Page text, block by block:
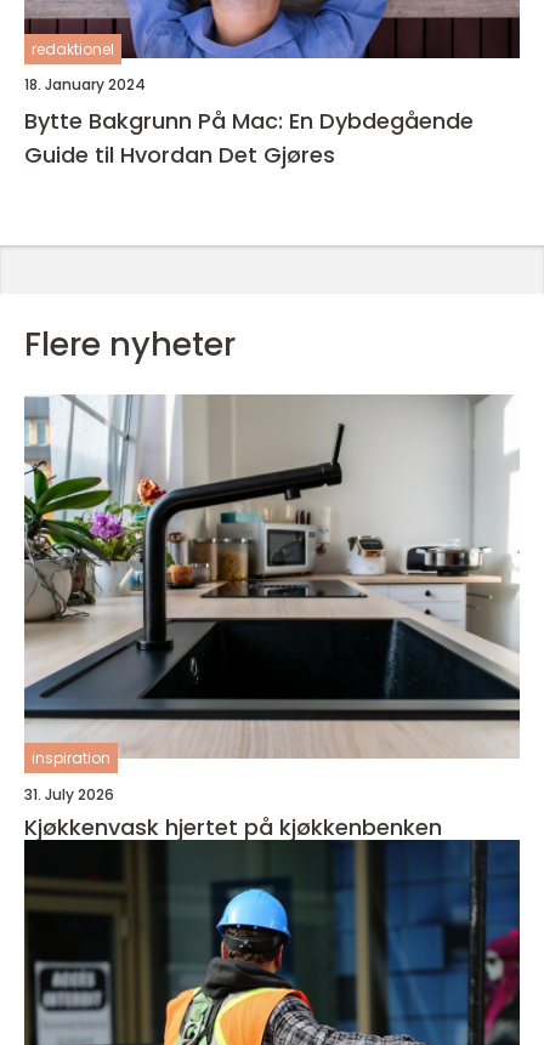
redaktionel
18. January 2024
Bytte Bakgrunn På Mac: En Dybdegående
Guide til Hvordan Det Gjøres
Flere nyheter
inspiration
31. July 2026
Kjøkkenvask hjertet på kjøkkenbenken